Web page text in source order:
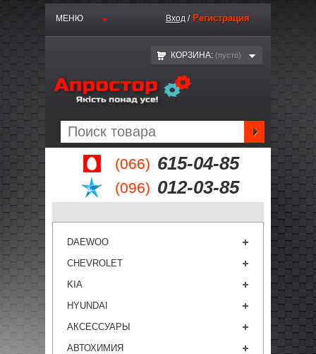
(066) 615-04-85
(096) 012-03-85
МЕНЮ Вход / Регистрация
КОРЗИНА: (пустo)
DAEWOO
CHEVROLET
KIA
HYUNDAI
АКСЕССУАРЫ
АВТОХИМИЯ